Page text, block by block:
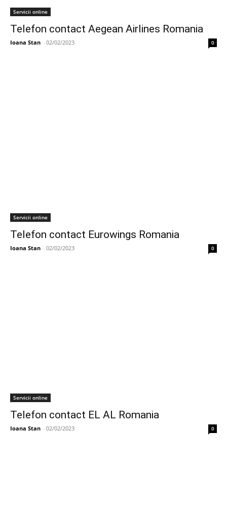
Servicii online
Telefon contact Aegean Airlines Romania
Ioana Stan - 02/02/2023 0
Servicii online
Telefon contact Eurowings Romania
Ioana Stan - 02/02/2023 0
Servicii online
Telefon contact EL AL Romania
Ioana Stan - 02/02/2023 0